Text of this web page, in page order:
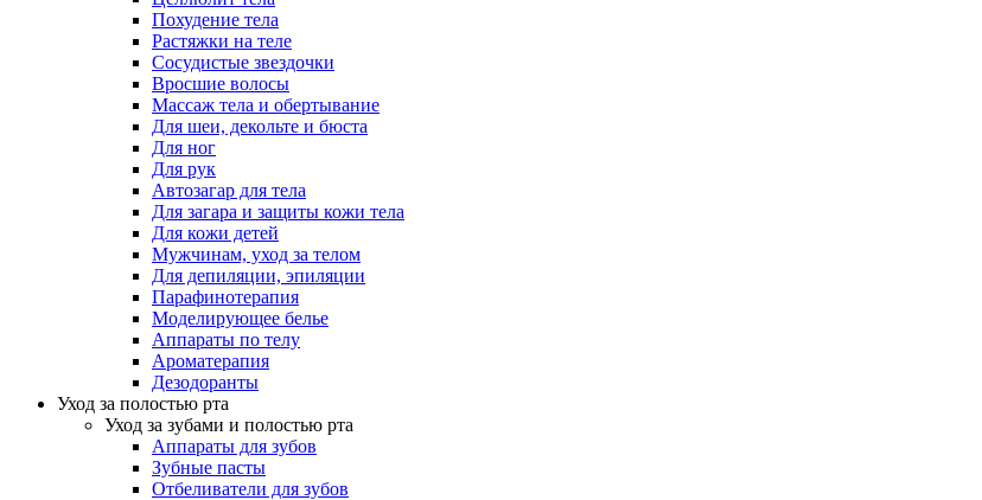
Похудение тела
Растяжки на теле
Сосудистые звездочки
Вросшие волосы
Массаж тела и обертывание
Для шеи, декольте и бюста
Для ног
Для рук
Автозагар для тела
Для загара и защиты кожи тела
Для кожи детей
Мужчинам, уход за телом
Для депиляции, эпиляции
Парафинотерапия
Моделирующее белье
Аппараты по телу
Ароматерапия
Дезодоранты
Уход за полостью рта
Уход за зубами и полостью рта
Аппараты для зубов
Зубные пасты
Отбеливатели для зубов